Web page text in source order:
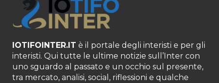
IOTIFOINTER.IT è il portale degli interisti e per gli
interisti. Qui tutte le ultime notizie sull’Inter con
uno sguardo al passato e un occhio sul presente,
tra mercato, analisi, social, riflessioni e qualche